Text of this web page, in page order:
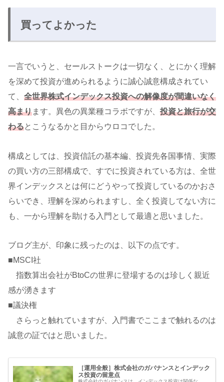
買ってよかった
一言でいうと、セールストークは一切なく、とにかく理解
を深めて投資が進められるように誠心誠意構成されてい
て、 全世界株式インデックス投資への解像度が間違いなく
高まります。異色の異業種コラボですが、 投資と旅行が交
わるとこうなるかと目からウロコでした。
構成としては、投資信託の基本編、投資先各国事情、実際
の買い方の三部構成で、すでに投資されている方は、全世
界インデックスとは何にどうやって投資しているのかおさ
らいでき、理解を深められますし、全く投資してない方に
も、一から理解を助ける入門として最適と思いました。
ブログ主が、印象に残ったのは、以下の点です。
■MSCI社
指数算出会社がBtoCの世界に登場するのは珍しく親近
感が湧きます
■議決権
さらっと触れていますが、入門書でここまで触れるのは
誠意の証ではと思いました。
［運用全般］株式会社のガバナンスとインデック
ス投資の留意点